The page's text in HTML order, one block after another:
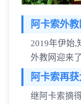
阿卡索外
2019年伊始,
外教网迎来
阿卡索再
继阿卡索摘